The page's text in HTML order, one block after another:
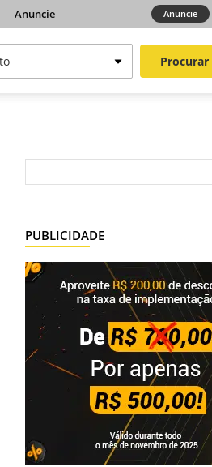
Anuncie Anuncie
Procurar
PUBLICIDADE